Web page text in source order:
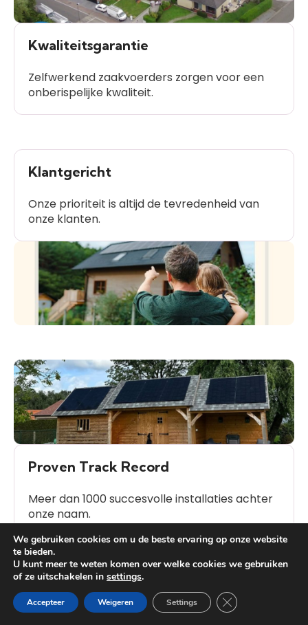
Kwaliteitsgarantie
Zelfwerkend zaakvoerders zorgen voor een
onberispelijke kwaliteit.
Klantgericht
Onze prioriteit is altijd de tevredenheid van
onze klanten.
Proven Track Record
Meer dan 1000 succesvolle installaties achter
onze naam.
Veelgestelde Vragen (FAQ)
We gebruiken cookies om u de beste ervaring op onze website
te bieden.
U kunt meer te weten komen over welke cookies we gebruiken
of ze uitschakelen in settings.
Accepteer Weigeren Settings Close GDPR